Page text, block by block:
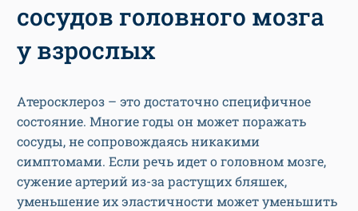
сосудов головного мозга
у взрослых
Атеросклероз – это достаточно специфичное
состояние. Многие годы он может поражать
сосуды, не сопровождаясь никакими
симптомами. Если речь идет о головном мозге,
сужение артерий из-за растущих бляшек,
уменьшение их эластичности может уменьшить